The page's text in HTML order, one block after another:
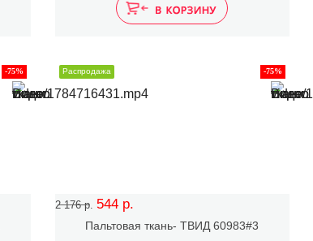
-75%
2 176 р. 544 р.
-75%
Распродажа
Пальтовая ткань- ТВИД 60983#3